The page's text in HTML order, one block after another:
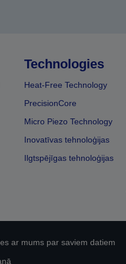
Technologies
Heat-Free Technology
PrecisionCore
Micro Piezo Technology
Inovatīvas tehnoloģijas
Ilgtspējīgas tehnoloģijas
ar mums par saviem datiem